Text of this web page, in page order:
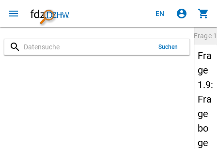
menu EN account_circle shopping_cart
search Suchen
Frage
Fra
ge
1.9:
Fra
ge
bo
ge